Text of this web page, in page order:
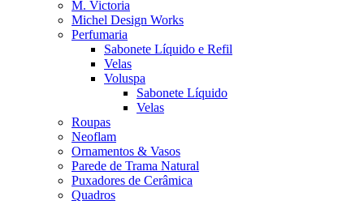
M. Victoria
Michel Design Works
Perfumaria
Sabonete Líquido e Refil
Velas
Voluspa
Sabonete Líquido
Velas
Roupas
Neoflam
Ornamentos & Vasos
Parede de Trama Natural
Puxadores de Cerâmica
Quadros